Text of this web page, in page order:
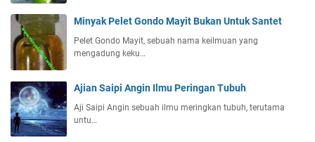
Minyak Pelet Gondo Mayit Bukan Untuk Santet
Pelet Gondo Mayit, sebuah nama keilmuan yang
mengadung keku…
Ajian Saipi Angin Ilmu Peringan Tubuh
Aji Saipi Angin sebuah ilmu meringkan tubuh, terutama
untu…